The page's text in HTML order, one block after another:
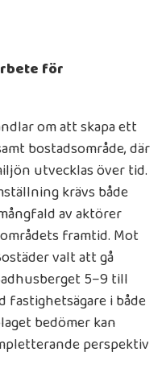
för
om att skapa ett
bostadsområde, där
utvecklas över tid.
krävs både
av aktörer
framtid. Mot
valt att gå
5–9 till
fastighetsägare i både
bedömer kan
perspektiv